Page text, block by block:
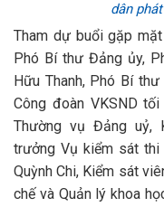
dân
Tham dự buổi gặp
Phó Bí thư Đảng ủy,
Hữu Thanh, Phó Bí
Công đoàn VKSND
Thường vụ Đảng uỷ,
trưởng Vụ kiểm sát thi
Quỳnh Chi, Kiểm sát
chế và Quản lý khoa